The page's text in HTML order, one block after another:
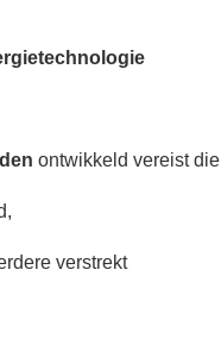
ontwikkeld vereist die
verstrekt